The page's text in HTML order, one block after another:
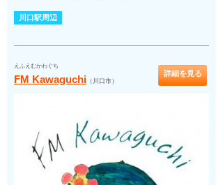
川口駅周辺
えふえむかわぐち
FM Kawaguchi （川口市）
詳細を見る